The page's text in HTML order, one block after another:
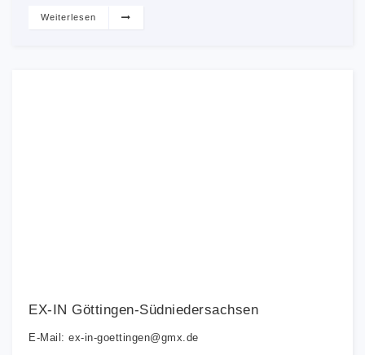
Weiterlesen
EX-IN Göttingen-Südniedersachsen
E-Mail: ex-in-goettingen@gmx.de